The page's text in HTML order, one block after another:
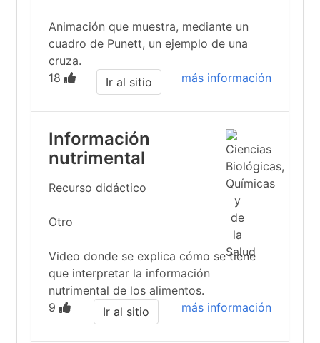
Animación que muestra, mediante un
cuadro de Punett, un ejemplo de una
cruza.
18
más información
Ir al sitio
Información
nutrimental
Recurso didáctico
Otro
Video donde se explica cómo se tiene
que interpretar la información
nutrimental de los alimentos.
9
más información
Ir al sitio